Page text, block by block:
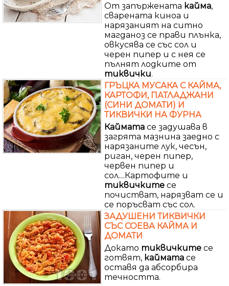
От запържената кайма,
сварената киноа и
нарязаният на ситно
магданоз се прави плънка,
овкусява се със сол и
черен пипер и с нея се
пълнят лодките от
тиквички.
ГРЪЦКА МУСАКА С КАЙМА,
КАРТОФИ, ПАТЛАДЖАНИ
(СИНИ ДОМАТИ) И
ТИКВИЧКИ НА ФУРНА
Каймата се задушава в
загрята мазнина заедно с
нарязаните лук, чесън,
риган, черен пипер,
червен пипер и
сол....Картофите и
тиквичките се
почистват, нарязват се и
се поръсват със сол.
ЗАДУШЕНИ ТИКВИЧКИ
СЪС СОЕВА КАЙМА И
ДОМАТИ
Докато тиквичките се
готвят, каймата се
оставя да абсорбира
течността.